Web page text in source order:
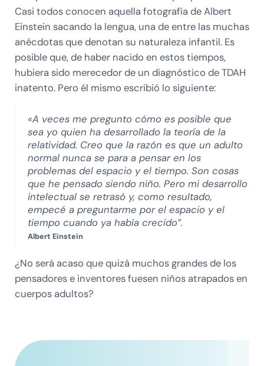
Casi todos conocen aquella fotografía de Albert
Einstein sacando la lengua, una de entre las muchas
anécdotas que denotan su naturaleza infantil. Es
posible que, de haber nacido en estos tiempos,
hubiera sido merecedor de un diagnóstico de TDAH
inatento. Pero él mismo escribió lo siguiente:
«A veces me pregunto cómo es posible que
sea yo quien ha desarrollado la teoría de la
relatividad. Creo que la razón es que un adulto
normal nunca se para a pensar en los
problemas del espacio y el tiempo. Son cosas
que he pensado siendo niño. Pero mi desarrollo
intelectual se retrasó y, como resultado,
empecé a preguntarme por el espacio y el
tiempo cuando ya había crecido”.
Albert Einstein
¿No será acaso que quizá muchos grandes de los
pensadores e inventores fuesen niños atrapados en
cuerpos adultos?